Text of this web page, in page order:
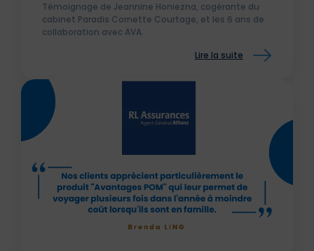
Témoignage de Jeannine Honiezna, cogérante du
cabinet Paradis Cornette Courtage, et les 6 ans de
collaboration avec AVA.
Lire la suite